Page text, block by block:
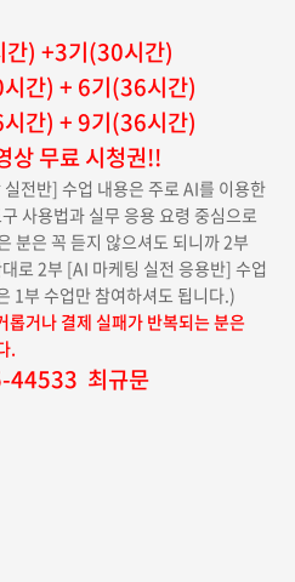
) +3기(30시간)
간) + 6기(36시간)
간) + 9기(36시간)
상 무료 시청권!!
전반] 수업 내용은 주로 AI를 이용한
사용법과 실무 응용 요령 중심으로
분은 꼭 듣지 않으셔도 되니까 2부
로 2부 [AI 마케팅 실전 응용반] 수업
1부 수업만 참여하셔도 됩니다.)
거나 결제 실패가 반복되는 분은
.
44533 최규문